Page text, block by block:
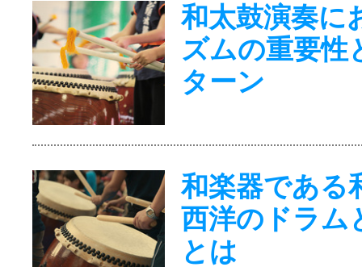
和太鼓演奏に
ズムの重要性
ターン
和楽器である
西洋のドラム
とは